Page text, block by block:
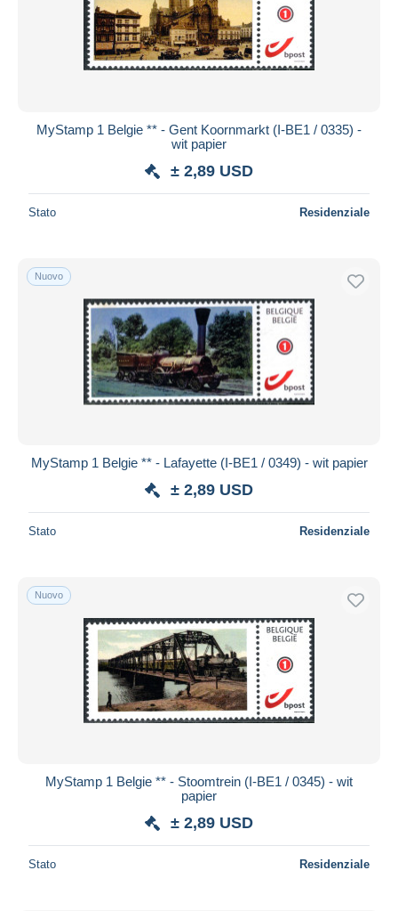
MyStamp 1 Belgie ** - Gent Koornmarkt (I-BE1 / 0335) -
wit papier
± 2,89 USD
Stato Residenziale
Nuovo
MyStamp 1 Belgie ** - Lafayette (I-BE1 / 0349) - wit papier
± 2,89 USD
Stato Residenziale
Nuovo
MyStamp 1 Belgie ** - Stoomtrein (I-BE1 / 0345) - wit
papier
± 2,89 USD
Stato Residenziale